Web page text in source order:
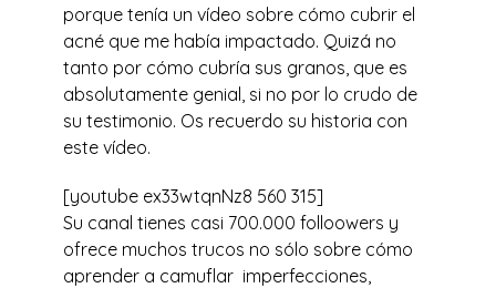
porque tenía un vídeo sobre cómo cubrir el
acné que me había impactado. Quizá no
tanto por cómo cubría sus granos, que es
absolutamente genial, si no por lo crudo de
su testimonio. Os recuerdo su historia con
este vídeo.
[youtube ex33wtqnNz8 560 315]
Su canal tienes casi 700.000 folloowers y
ofrece muchos trucos no sólo sobre cómo
aprender a camuflar imperfecciones,